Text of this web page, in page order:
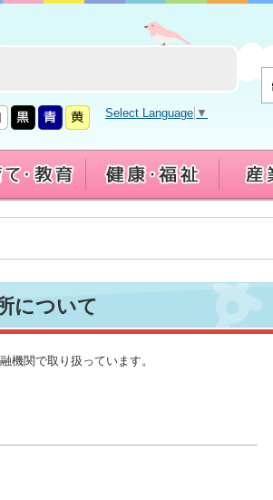
Select Language ▼
について
機関で取り扱っています。